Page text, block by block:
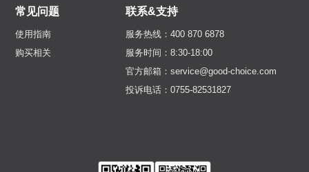
常见问题
使用指南
购买相关
联系&支持
服务热线：400 870 6878
服务时间：8:30-18:00
官方邮箱：service@good-choice.com
投诉电话：0755-82531827